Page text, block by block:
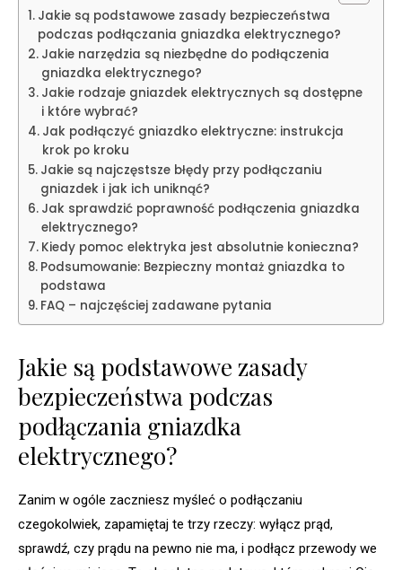
Jakie są podstawowe zasady bezpieczeństwa
podczas podłączania gniazdka elektrycznego?
Jakie narzędzia są niezbędne do podłączenia
gniazdka elektrycznego?
Jakie rodzaje gniazdek elektrycznych są dostępne
i które wybrać?
Jak podłączyć gniazdko elektryczne: instrukcja
krok po kroku
Jakie są najczęstsze błędy przy podłączaniu
gniazdek i jak ich uniknąć?
Jak sprawdzić poprawność podłączenia gniazdka
elektrycznego?
Kiedy pomoc elektryka jest absolutnie konieczna?
Podsumowanie: Bezpieczny montaż gniazdka to
podstawa
FAQ – najczęściej zadawane pytania
Jakie są podstawowe zasady
bezpieczeństwa podczas
podłączania gniazdka
elektrycznego?
Zanim w ogóle zaczniesz myśleć o podłączaniu
czegokolwiek, zapamiętaj te trzy rzeczy: wyłącz prąd,
sprawdź, czy prądu na pewno nie ma, i podłącz przewody we